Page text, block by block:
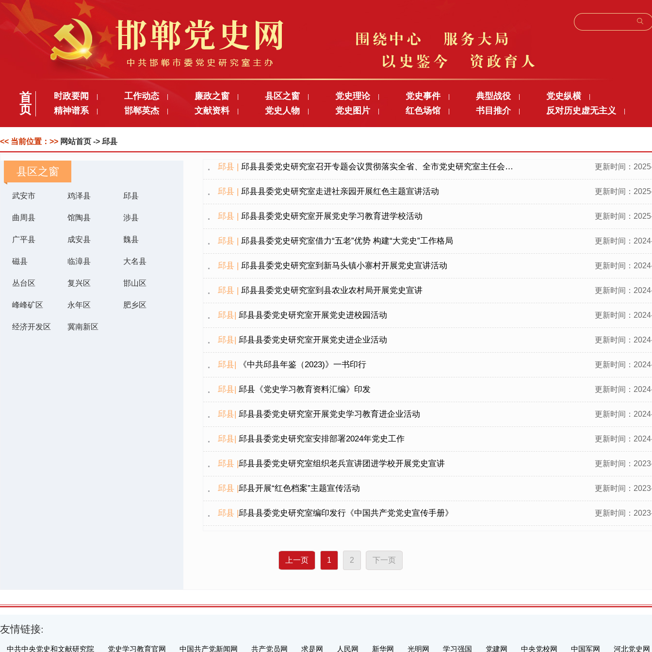
首
页
时政要闻 工作动态 廉政之窗 县区之窗 党史理论 党史事件 典型战役 党史纵横
精神谱系 邯郸英杰 文献资料 党史人物 党史图片 红色场馆 书目推介 反对历史虚无主义
<< 当前位置：>> 网站首页 -> 邱县
邱县 |邱县县委党史研究室召开专题会议贯彻落实全省、全市党史研究室主任会议精神 更新时间：
邱县 |邱县县委党史研究室走进社亲园开展红色主题宣讲活动 更新时间：
邱县 |邱县县委党史研究室开展党史学习教育进学校活动 更新时间：
邱县 |邱县县委党史研究室借力“五老”优势 构建“大党史”工作格局 更新时间：
邱县 |邱县县委党史研究室到新马头镇小寨村开展党史宣讲活动 更新时间：
邱县 |邱县县委党史研究室到县农业农村局开展党史宣讲 更新时间：
邱县| 邱县县委党史研究室开展党史进校园活动 更新时间：
邱县| 邱县县委党史研究室开展党史进企业活动 更新时间：
邱县| 《中共邱县年鉴（2023)》一书印行 更新时间：
邱县| 邱县《党史学习教育资料汇编》印发 更新时间：
邱县| 邱县县委党史研究室开展党史学习教育进企业活动 更新时间：
邱县| 邱县县委党史研究室安排部署2024年党史工作 更新时间：
邱县 |​邱县县委党史研究室组织老兵宣讲团进学校开展党史宣讲 更新时间：
邱县 |​邱县开展“红色档案”主题宣传活动 更新时间：
邱县 |​邱县县委党史研究室编印发行《中国共产党党史宣传手册》 更新时间：
县区之窗
武安市 鸡泽县 邱县
曲周县 馆陶县 涉县
广平县 成安县 魏县
磁县 临漳县 大名县
丛台区 复兴区 邯山区
峰峰矿区 永年区 肥乡区
经济开发区 冀南新区
上一页 1 2 下一页
友情链接:
中共中央党史和文献研究院 党史学习教育官网 中国共产党新闻网 共产党员网 求是网 人民网 新华网 光明网 学习强国 党建网 中央党校网 中国军网 河北党史网